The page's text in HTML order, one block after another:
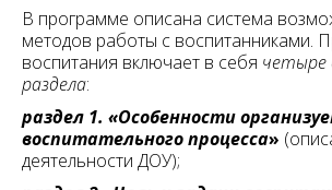
В программе описана система
методов работы с воспитанниками.
воспитания включает в себя четыре
раздела:
раздел 1. «Особенности
воспитательногопроцесса»
деятельности ДОУ);